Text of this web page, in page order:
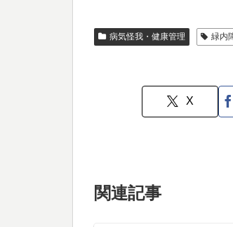
病気怪我・健康管理 緑内
X
関連記事